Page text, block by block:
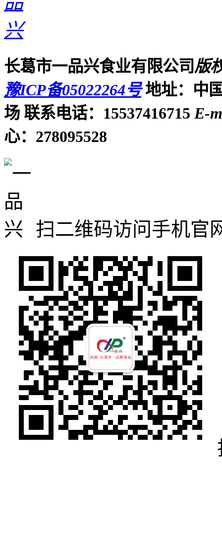
长葛市一品兴食业有限公司版
豫ICP备05022264号 地址：中
场 联系电话：15537416715 E-
心：278095528
扫二维码访问手机官